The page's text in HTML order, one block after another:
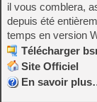
il vous comblera,
depuis été
temps en version
Télécharger
Site Officiel
En savoir